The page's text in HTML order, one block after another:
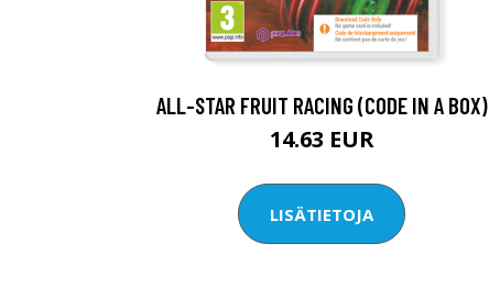
ALL-STAR FRUIT RACING (CODE IN A BOX)
14.63 EUR
LISÄTIETOJA